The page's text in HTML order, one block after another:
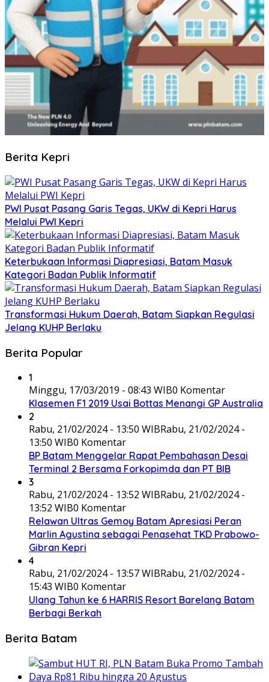
Berita Kepri
PWI Pusat Pasang Garis Tegas, UKW di Kepri Harus
Melalui PWI Kepri
Keterbukaan Informasi Diapresiasi, Batam Masuk
Kategori Badan Publik Informatif
Transformasi Hukum Daerah, Batam Siapkan Regulasi
Jelang KUHP Berlaku
Berita Popular
1
Minggu, 17/03/2019 - 08:43 WIB0 Komentar
Klasemen F1 2019 Usai Bottas Menangi GP Australia
2
Rabu, 21/02/2024 - 13:50 WIBRabu, 21/02/2024 -
13:50 WIB0 Komentar
BP Batam Menggelar Rapat Pembahasan Desai
Terminal 2 Bersama Forkopimda dan PT BIB
3
Rabu, 21/02/2024 - 13:52 WIBRabu, 21/02/2024 -
13:52 WIB0 Komentar
Relawan Ultras Gemoy Batam Apresiasi Peran
Marlin Agustina sebagai Penasehat TKD Prabowo-
Gibran Kepri
4
Rabu, 21/02/2024 - 13:57 WIBRabu, 21/02/2024 -
15:43 WIB0 Komentar
Ulang Tahun ke 6 HARRIS Resort Barelang Batam
Berbagi Berkah
Berita Batam